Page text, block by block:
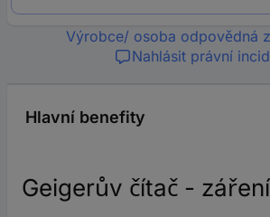
Výrobce/ osoba odpovědná
Nahlásit právní
Hlavní benefity
Geigerův čítač -